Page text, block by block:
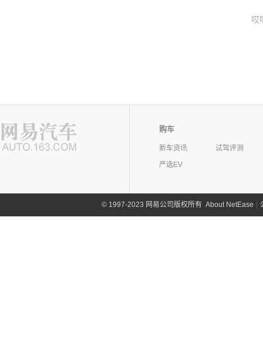
哎
购车
新车资讯
试驾评测
严选EV
©1997-2023 网易公司版权所有 About NetEase